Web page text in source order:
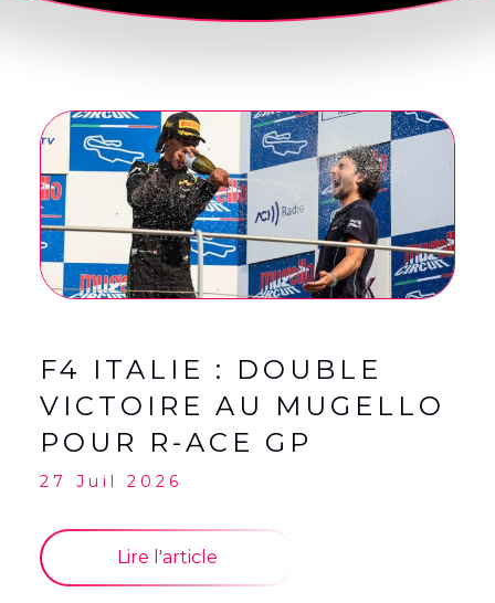
English(Anglais) Français
F4 ITALIE : DOUBLE
VICTOIRE AU MUGELLO
POUR R-ACE GP
27 Juil 2026
Lire l'article